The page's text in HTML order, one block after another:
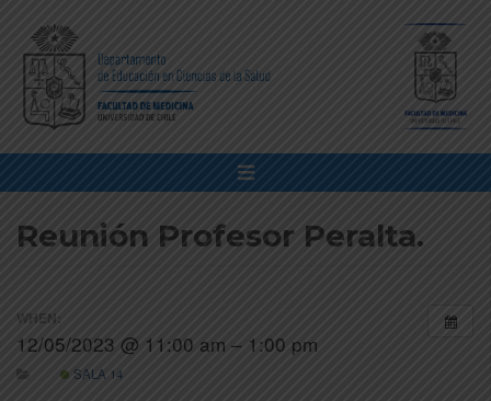
Reunión Profesor Peralta.
WHEN:
12/05/2023 @ 11:00 am – 1:00 pm
SALA 14